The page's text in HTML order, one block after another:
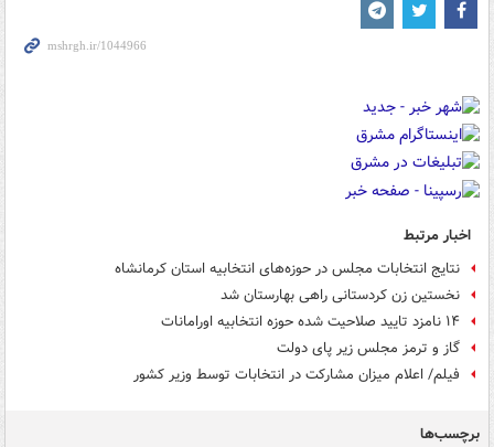
اخبار مرتبط
نتایج انتخابات مجلس در حوزه‌های انتخابیه استان کرمانشاه
نخستین زن کردستانی راهی بهارستان شد
۱۴ نامزد تایید صلاحیت شده حوزه انتخابیه اورامانات
گاز و ترمز مجلس زیر پای دولت
فیلم/ اعلام میزان مشارکت در انتخابات توسط وزیر کشور
برچسب‌ها